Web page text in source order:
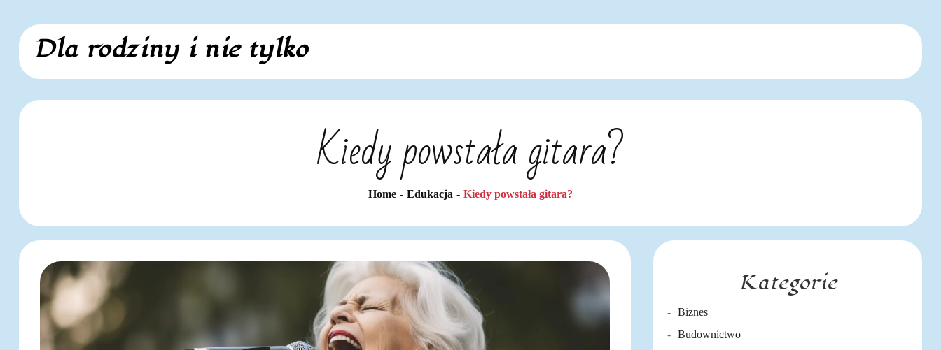
content
Dla rodziny i nie tylko
Kiedy powstała gitara?
Home Edukacja Kiedy powstała gitara?
Kategorie
Biznes
Budownictwo